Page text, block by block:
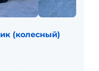
(колесный)